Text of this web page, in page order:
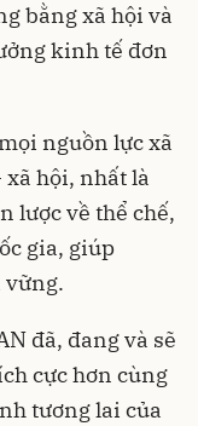
bằng xã hội và
kinh tế đơn
nguồn lực xã
hội, nhất là
lược về thể chế,
gia, giúp
vững.
đã, đang và sẽ
cực hơn cùng
tương lai của